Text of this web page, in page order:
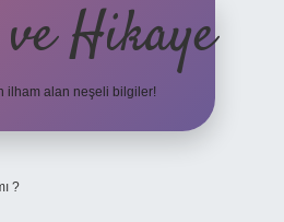
Hikaye
ilham alan neşeli bilgiler!
?